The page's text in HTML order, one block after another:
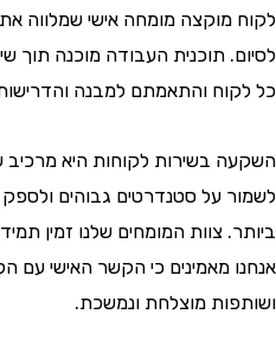
מומחה אישי שמלווה את
תוכנית העבודה מוכנה תוך שימת
והתאמתם למבנה והדרישות
בשירות לקוחות היא מרכיב עיקרי
על סטנדרטים גבוהים ולספק לכם
צוות המומחים שלנו זמין תמיד
מאמינים כי הקשר האישי עם
מוצלחת ונמשכת.